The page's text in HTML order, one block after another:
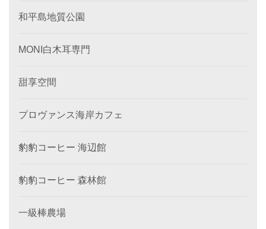
和平島地質公園
MONI白木耳専門
甜享空間
プロヴァンス海岸カフェ
豹豹コーヒー 海辺館
豹豹コーヒー 森林館
一級棒農場